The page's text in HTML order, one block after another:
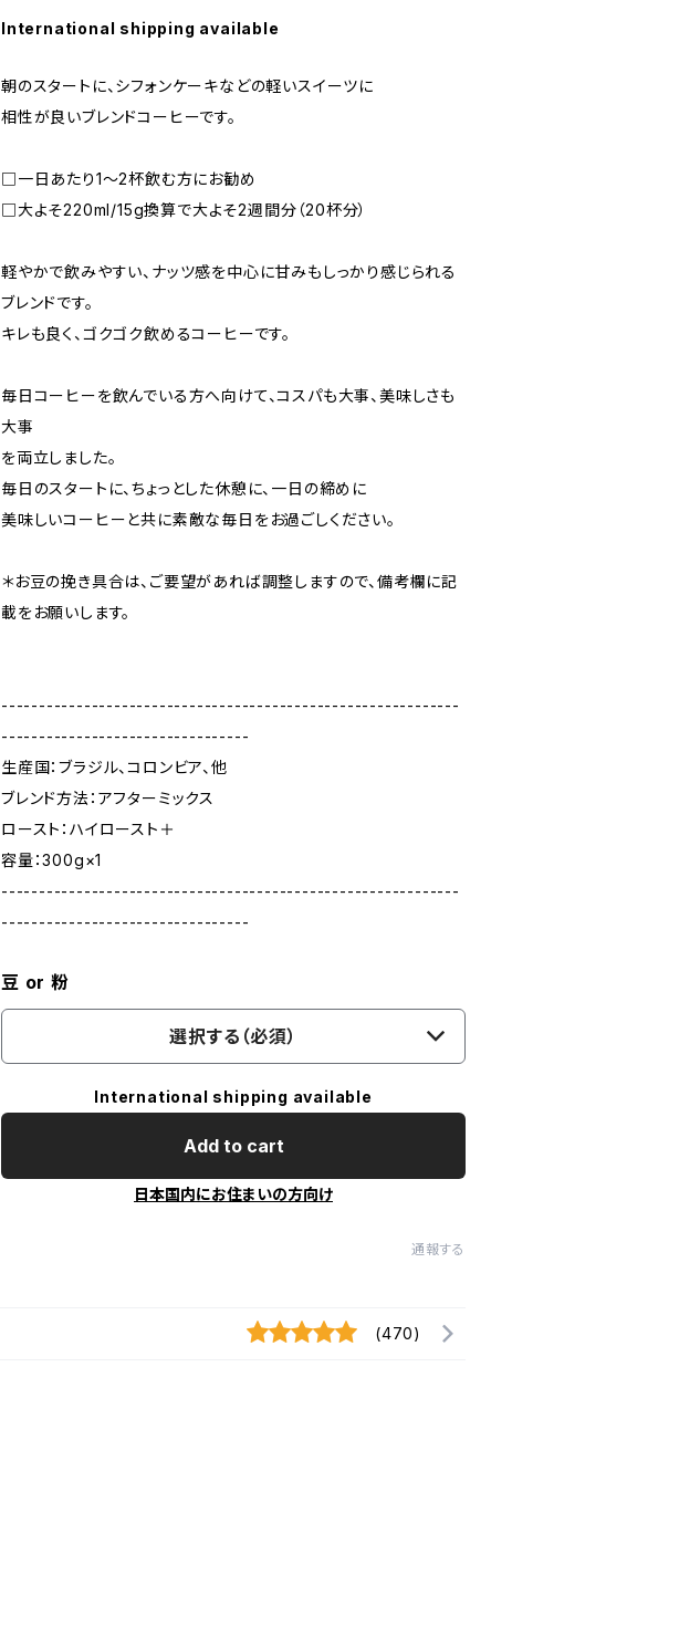
International shipping available
朝のスタートに、シフォンケーキなどの軽いスイーツに
相性が良いブレンドコーヒーです。
□一日あたり1～2杯飲む方にお勧め
□大よそ220ml/15g換算で大よそ2週間分（20杯分）
軽やかで飲みやすい、ナッツ感を中心に甘みもしっかり感じられる
ブレンドです。
キレも良く、ゴクゴク飲めるコーヒーです。
毎日コーヒーを飲んでいる方へ向けて、コスパも大事、美味しさも
大事
を両立しました。
毎日のスタートに、ちょっとした休憩に、一日の締めに
美味しいコーヒーと共に素敵な毎日をお過ごしください。
＊お豆の挽き具合は、ご要望があれば調整しますので、備考欄に記
載をお願いします。
-------------------------------------------------------------
---------------------------------
生産国：ブラジル、コロンビア、他
ブレンド方法：アフターミックス
ロースト：ハイロースト＋
容量：300g×1
-------------------------------------------------------------
---------------------------------
豆 or 粉
選択する（必須）
International shipping available
Add to cart
日本国内にお住まいの方向け
通報する
(470)